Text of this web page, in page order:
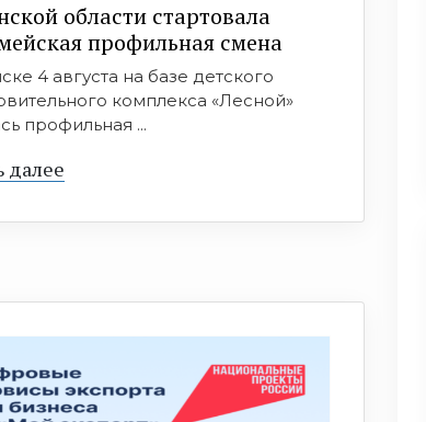
области стартовала
профильная смена
4 августа на базе детского
комплекса «Лесной»
профильная ...
далее